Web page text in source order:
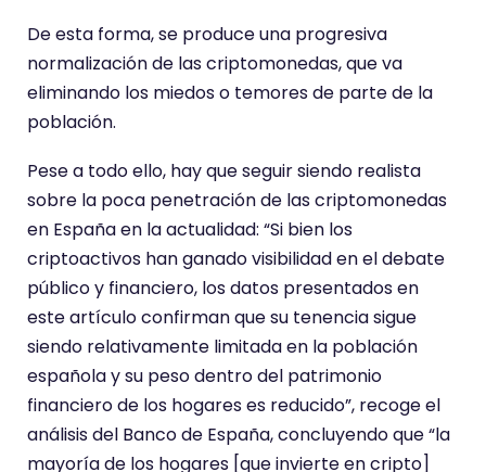
De esta forma, se produce una progresiva
normalización de las criptomonedas, que va
eliminando los miedos o temores de parte de la
población.
Pese a todo ello, hay que seguir siendo realista
sobre la poca penetración de las criptomonedas
en España en la actualidad: “Si bien los
criptoactivos han ganado visibilidad en el debate
público y financiero, los datos presentados en
este artículo confirman que su tenencia sigue
siendo relativamente limitada en la población
española y su peso dentro del patrimonio
financiero de los hogares es reducido”, recoge el
análisis del Banco de España, concluyendo que “la
mayoría de los hogares [que invierte en cripto]